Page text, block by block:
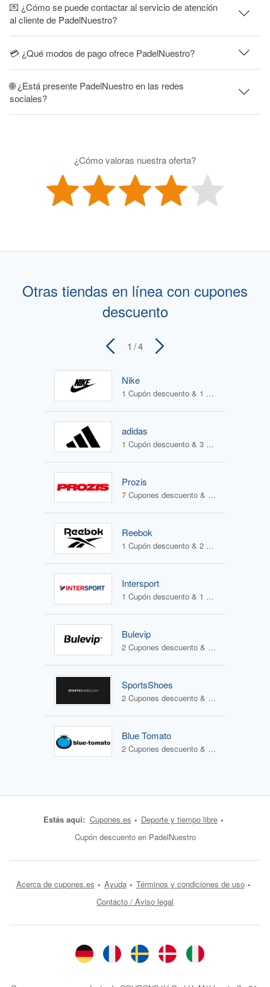
💌 ¿Cómo se puede contactar al servicio de atención
al cliente de PadelNuestro?
💳 ¿Qué modos de pago ofrece PadelNuestro?
🌐 ¿Está presente PadelNuestro en las redes
sociales?
¿Cómo valoras nuestra oferta?
Otras tiendas en línea con cupones
descuento
1 / 4
Nike
1 Cupón descuento & 1 Oferta
adidas
1 Cupón descuento & 3 Ofertas
Prozis
7 Cupones descuento & 0 Ofertas
Reebok
1 Cupón descuento & 2 Ofertas
Intersport
1 Cupón descuento & 1 Oferta
Bulevip
2 Cupones descuento & 2 Ofertas
SportsShoes
2 Cupones descuento & 1 Oferta
Blue Tomato
2 Cupones descuento & 1 Oferta
Estás aquí: Cupones.es
Deporte y tiempo libre
Cupón descuento en PadelNuestro
Acerca de cupones.es Ayuda
Términos y condiciones de uso
Contacto / Aviso legal